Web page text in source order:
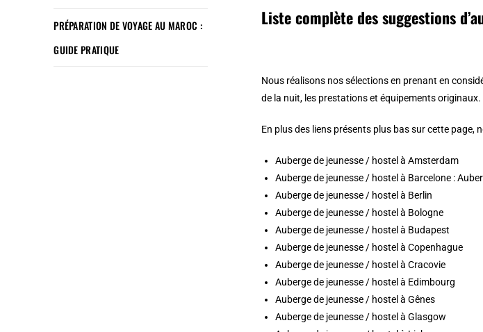
Liste complète des suggestions
Nous réalisons nos sélections en prenant en
de la nuit, les prestations et équipements originaux.
En plus des liens présents plus bas sur cette page,
Auberge de jeunesse / hostel à Amsterdam
Auberge de jeunesse / hostel à Barcelone :
Auberge de jeunesse / hostel à Berlin
Auberge de jeunesse / hostel à Bologne
Auberge de jeunesse / hostel à Budapest
Auberge de jeunesse / hostel à Copenhague
Auberge de jeunesse / hostel à Cracovie
Auberge de jeunesse / hostel à Edimbourg
Auberge de jeunesse / hostel à Gênes
Auberge de jeunesse / hostel à Glasgow
PRÉPARATION DE VOYAGE AU MAROC :
GUIDE PRATIQUE